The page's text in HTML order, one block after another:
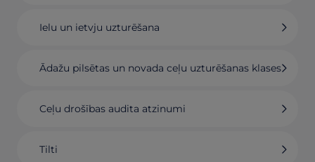
Ielu un ietvju uzturēšana
Ādažu pilsētas un novada ceļu uzturēšanas klases
Ceļu drošības audita atzinumi
Tilti